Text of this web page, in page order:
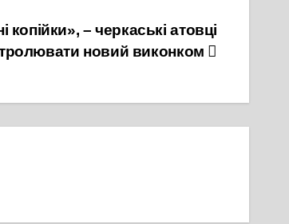
– черкаські атовці
новий виконком